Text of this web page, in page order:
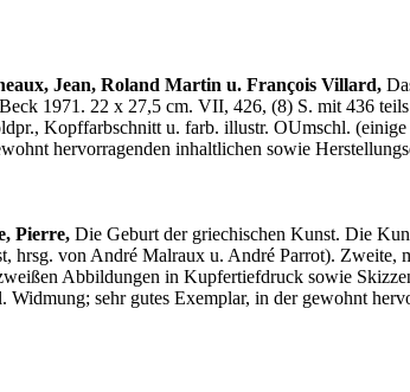
Jean, Roland Martin u. François Villard,
1971. 22 x 27,5 cm. VII, 426, (8) S. mit 436
Kopffarbschnitt u. farb. illustr. OUmschl.
hervorragenden inhaltlichen sowie
Pierre, Die Geburt der griechischen Kunst. Die
hrsg. von André Malraux u. André Parrot).
Abbildungen in Kupfertiefdruck sowie
sehr gutes Exemplar, in der gewohnt